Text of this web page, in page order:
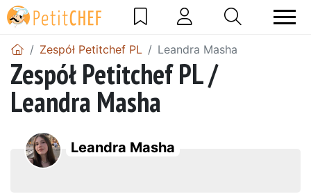
Zespół Petitchef PL Leandra Masha
Zespół Petitchef PL /
Leandra Masha
Leandra Masha